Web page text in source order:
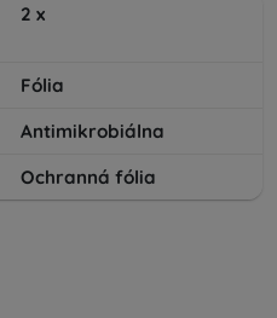
2 x
Fólia
Antimikrobiálna
Ochranná fólia